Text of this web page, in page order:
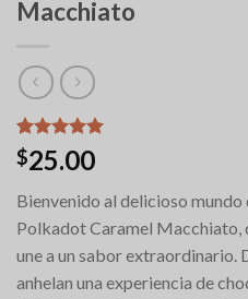
Macchiato
Valorado
con5.00
base a
6
valoraciones
de clientes
$25.00
Bienvenido al delicioso
Polkadot Caramel Macchiato,
une a un sabor extraordinario.
anhelan una experiencia de